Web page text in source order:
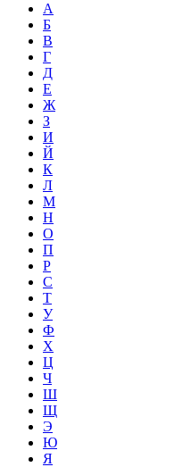
А
Б
В
Г
Д
Е
Ж
З
И
Й
К
Л
М
Н
О
П
Р
С
Т
У
Ф
Х
Ц
Ч
Ш
Щ
Э
Ю
Я